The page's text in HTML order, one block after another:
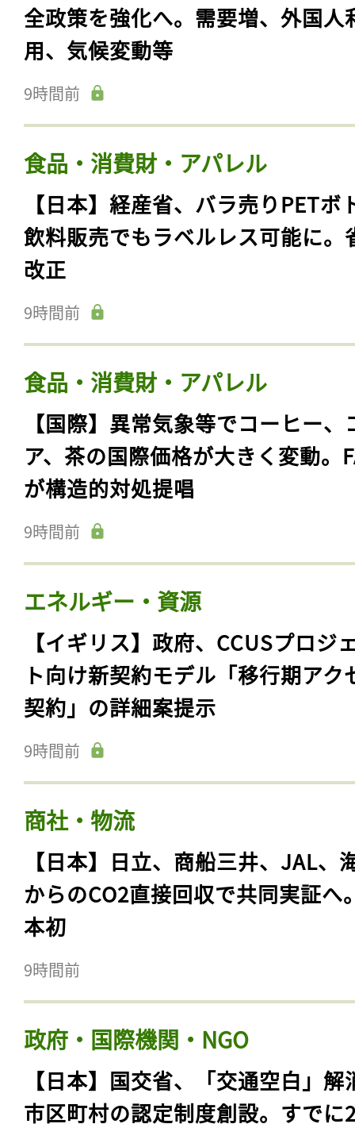
全政策を強化へ。需要増、外国人
用、気候変動等
9時間前
食品・消費財・アパレル
【日本】経産省、バラ売りPETボ
飲料販売でもラベルレス可能に。
改正
9時間前
食品・消費財・アパレル
【国際】異常気象等でコーヒー、
ア、茶の国際価格が大きく変動。
が構造的対処提唱
9時間前
エネルギー・資源
【イギリス】政府、CCUSプロジ
ト向け新契約モデル「移行期アク
契約」の詳細案提示
9時間前
商社・物流
【日本】日立、商船三井、JAL、
からのCO2直接回収で共同実証へ
本初
9時間前
政府・国際機関・NGO
【日本】国交省、「交通空白」解
市区町村の認定制度創設。すでに